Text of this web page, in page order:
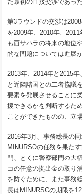
た最初の直接交渉であった
第3ラウンドの交渉は
を2009年、2010年、
も西サハラの将来の地位
的な問題については進展
2013年、2014年と2015
と近隣諸国との二者協議
要素を発展させることに
援できるかを判断するた
ことができたものの、立
2016年3月、事務総長の
MINURSOの任務を果た
門、とくに警察部門の大
コの任意の拠出金の取り
を防ぐために、また事務
長はMINURSOの期限を